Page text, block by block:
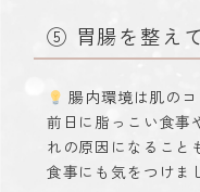
⑤ 胃腸を整え
腸内環境は肌の
前日に脂っこい食事
れの原因になること
食事にも気をつけま